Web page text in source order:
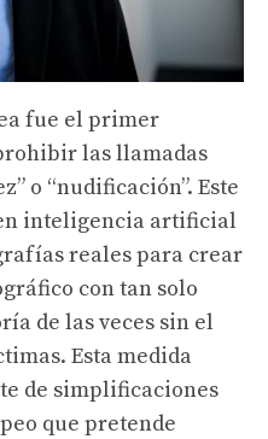
fue el primer
las llamadas
o “nudificación”. Este
inteligencia artificial
reales para crear
con tan solo
de las veces sin el
Esta medida
de simplificaciones
que pretende